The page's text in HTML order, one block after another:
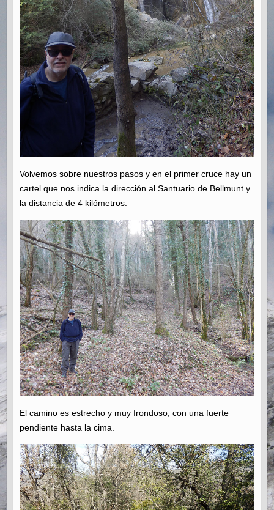
Volvemos sobre nuestros pasos y en el primer cruce hay un
cartel que nos indica la dirección al Santuario de Bellmunt y
la distancia de 4 kilómetros.
El camino es estrecho y muy frondoso, con una fuerte
pendiente hasta la cima.